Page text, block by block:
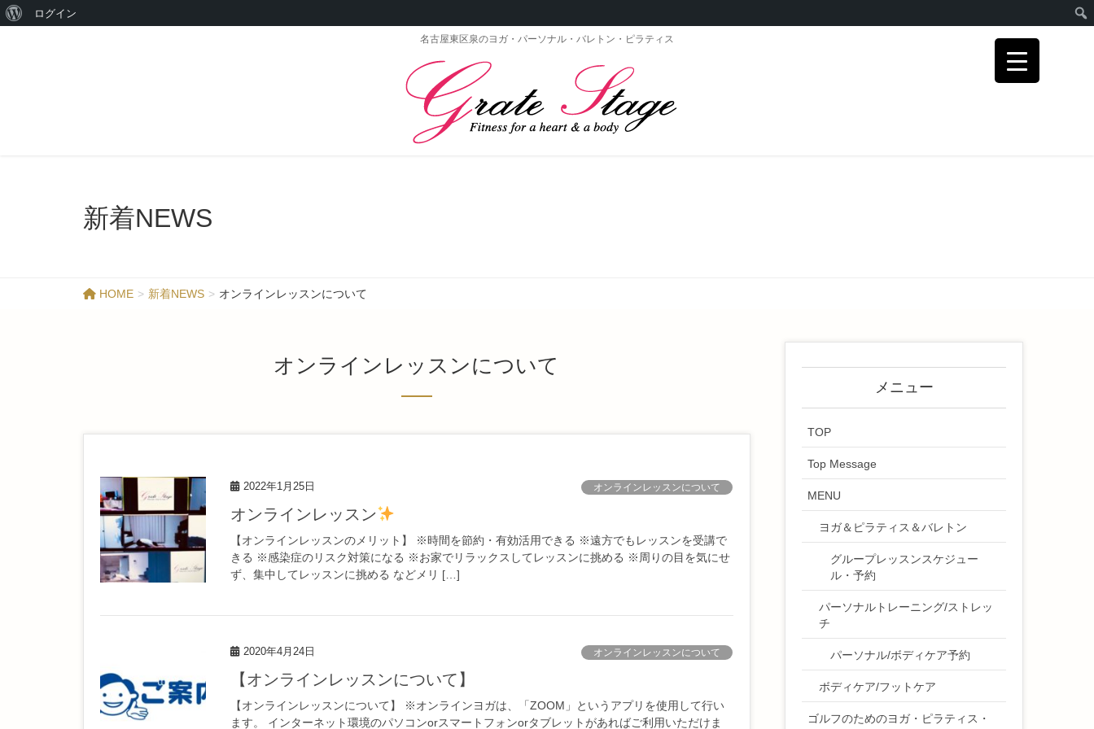
ログイン
名古屋東区泉のヨガ・パーソナル・バレトン・ピラティス
新着NEWS
HOME 新着NEWS オンラインレッスンについて
オンラインレッスンについて
2022年1月25日 オンラインレッスンについて
オンラインレッスン
【オンラインレッスンのメリット】 ※時間を節約・有効活用できる ※遠方でもレッスンを受講で
きる ※感染症のリスク対策になる ※お家でリラックスしてレッスンに挑める ※周りの目を気にせ
ず、集中してレッスンに挑める などメリ […]
2020年4月24日 オンラインレッスンについて
【オンラインレッスンについて】
【オンラインレッスンについて】 ※オンラインヨガは、「ZOOM」というアプリを使用して行い
ます。 インターネット環境のパソコンorスマートフォンorタブレットがあればご利用いただけま
メニュー
TOP
Top Message
MENU
ヨガ＆ピラティス＆バレトン
グループレッスンスケジュー
ル・予約
パーソナルトレーニング/ストレッ
チ
パーソナル/ボディケア予約
ボディケア/フットケア
ゴルフのためのヨガ・ピラティス・